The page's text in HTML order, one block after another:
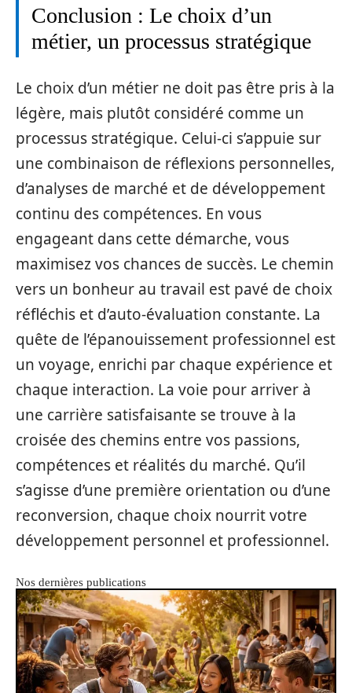
Conclusion : Le choix d’un
métier, un processus stratégique
Le choix d’un métier ne doit pas être pris à la
légère, mais plutôt considéré comme un
processus stratégique. Celui-ci s’appuie sur
une combinaison de réflexions personnelles,
d’analyses de marché et de développement
continu des compétences. En vous
engageant dans cette démarche, vous
maximisez vos chances de succès. Le chemin
vers un bonheur au travail est pavé de choix
réfléchis et d’auto-évaluation constante. La
quête de l’épanouissement professionnel est
un voyage, enrichi par chaque expérience et
chaque interaction. La voie pour arriver à
une carrière satisfaisante se trouve à la
croisée des chemins entre vos passions,
compétences et réalités du marché. Qu’il
s’agisse d’une première orientation ou d’une
reconversion, chaque choix nourrit votre
développement personnel et professionnel.
Nos dernières publications